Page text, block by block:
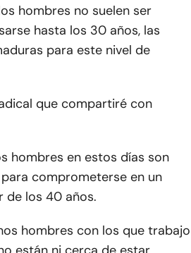
hombres no suelen ser
hasta los 30 años, las
para este nivel de
que compartiré con
hombres en estos días son
comprometerse en un
de los 40 años.
hombres con los que trabajo